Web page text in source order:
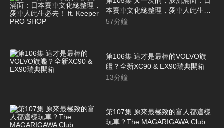
本賽車文化總整理，愛車人此生必
去！ ft. Keeper PRO SHOP
57分鐘
第106集 這才是最棒的VOLVO旗
艦？全新XC90 & EX90瑞典開箱
13分鐘
第107集 原來最極致的富人都這樣
玩車？The MAGARIGAWA Club